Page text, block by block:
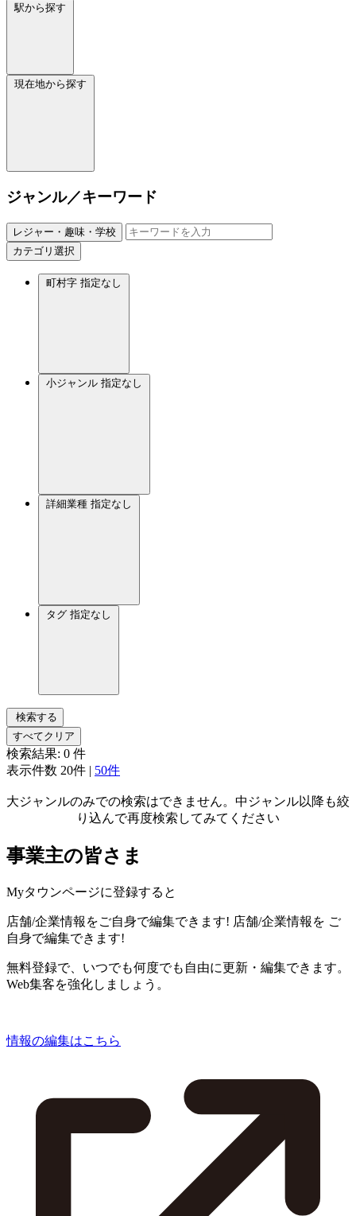
駅から探す
現在地から探す
ジャンル／キーワード
レジャー・趣味・学校
カテゴリ選択
町村字 指定なし
小ジャンル 指定なし
詳細業種 指定なし
タグ 指定なし
検索する
すべてクリア
検索結果: 0 件
表示件数 20件 | 50件
大ジャンルのみでの検索はできません。中ジャンル以降も絞
り込んで再度検索してみてください
事業主の皆さま
Myタウンページに登録すると
店舗/企業情報をご自身で編集できます! 店舗/企業情報を ご
自身で編集できます!
無料登録で、いつでも何度でも自由に更新・編集できます。
Web集客を強化しましょう。
情報の編集はこちら